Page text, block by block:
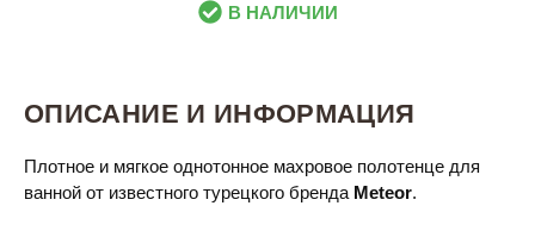
В НАЛИЧИИ
ОПИСАНИЕ И ИНФОРМАЦИЯ
Плотное и мягкое однотонное махровое полотенце для
ванной от известного турецкого бренда Meteor.